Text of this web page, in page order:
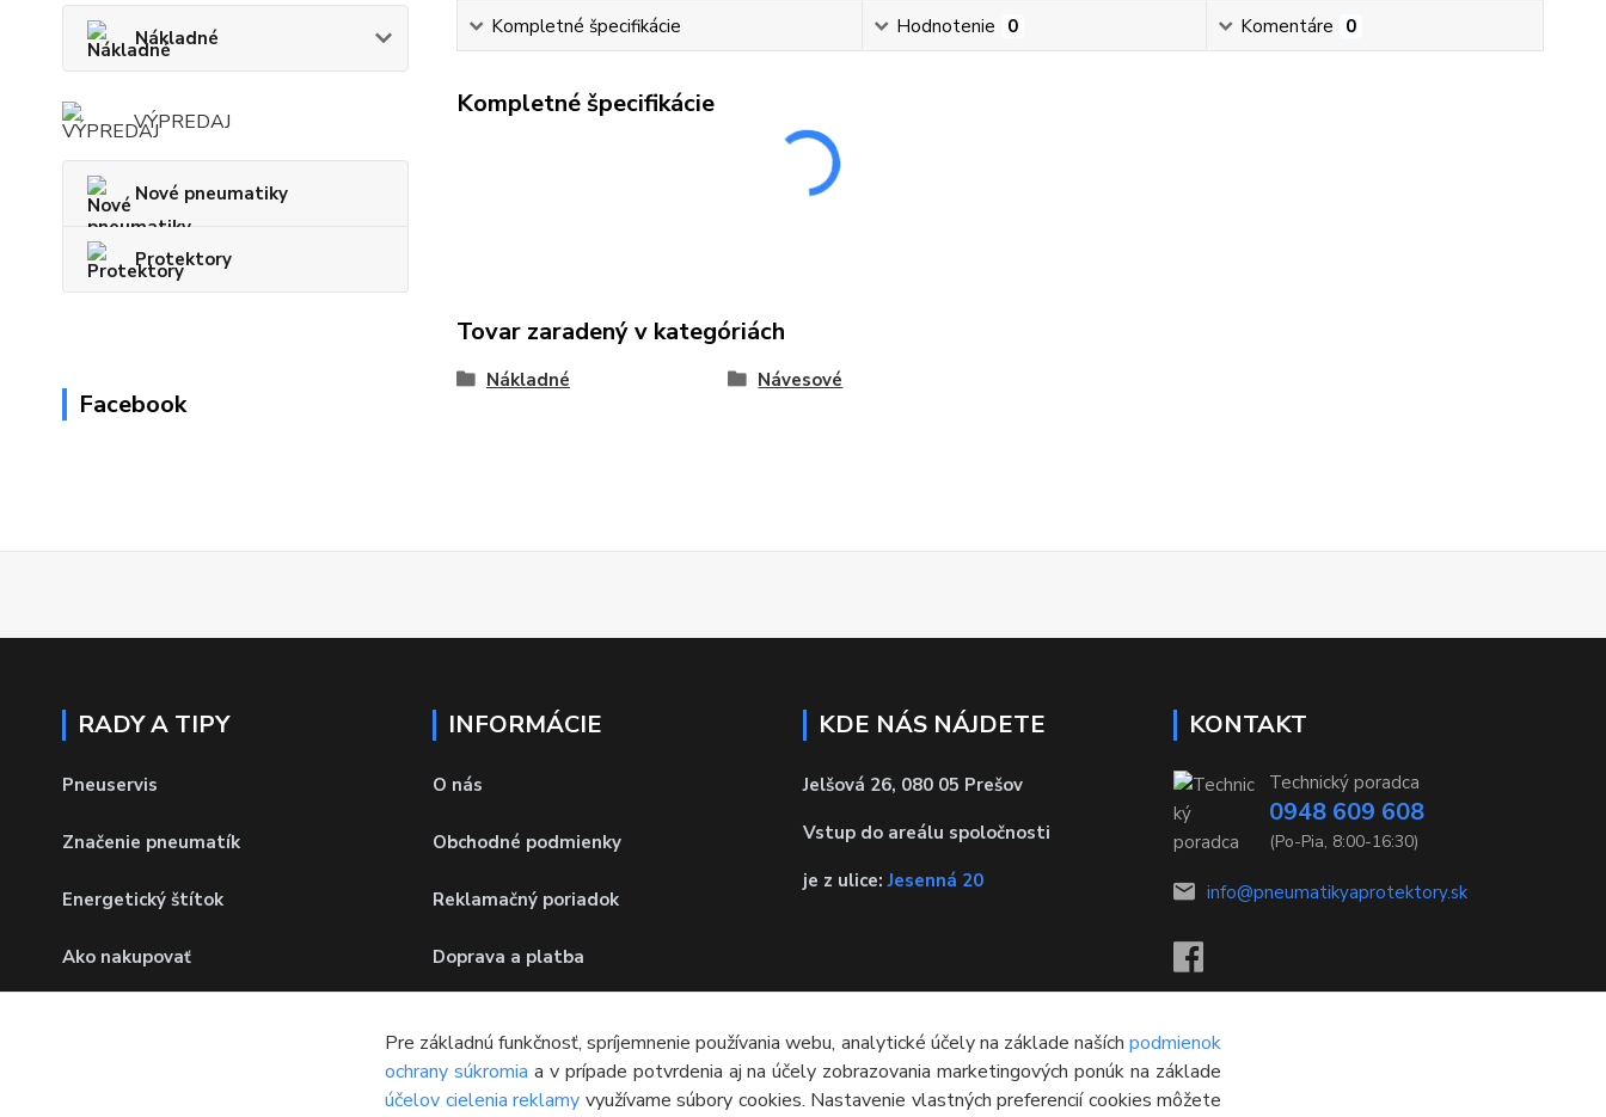
Nákladné
VÝPREDAJ
Nové pneumatiky
Protektory
Facebook
Kompletné špecifikácie Hodnotenie 0 Komentáre 0
Kompletné špecifikácie
Tovar zaradený v kategóriách
Nákladné Návesové
RADY A TIPY
Pneuservis
Značenie pneumatík
Energetický štítok
Ako nakupovať
INFORMÁCIE
O nás
Obchodné podmienky
Reklamačný poriadok
Doprava a platba
Odstúpenie od zmluvy
KDE NÁS NÁJDETE
Jelšová 26, 080 05 Prešov
Vstup do areálu spoločnosti
je z ulice: Jesenná 20
KONTAKT
Technický poradca
0948 609 608
(Po-Pia, 8:00-16:30)
info@pneumatikyaprotektory.sk
Pre základnú funkčnosť, spríjemnenie používania webu, analytické účely na základe naších podmienok
ochrany súkromia a v prípade potvrdenia aj na účely zobrazovania marketingových ponúk na základe
účelov cielenia reklamy využívame súbory cookies. Nastavenie vlastných preferencií cookies môžete